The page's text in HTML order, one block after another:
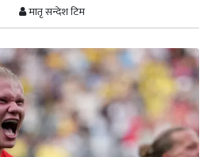
मातृ सन्देश टिम